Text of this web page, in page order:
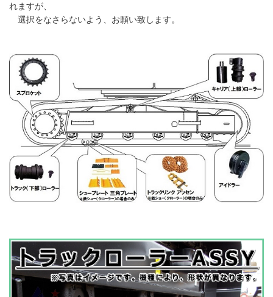
れますが、
選択をなさらないよう、お願い致します。